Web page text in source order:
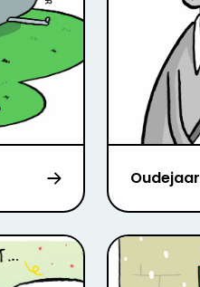
Oudejaar